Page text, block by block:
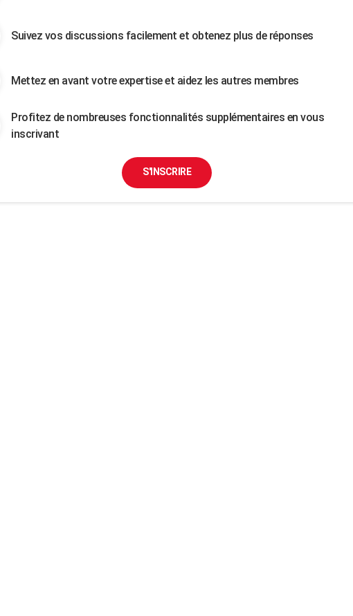
Suivez vos discussions facilement et obtenez plus de réponses
Mettez en avant votre expertise et aidez les autres membres
Profitez de nombreuses fonctionnalités supplémentaires en vous
inscrivant
S'INSCRIRE